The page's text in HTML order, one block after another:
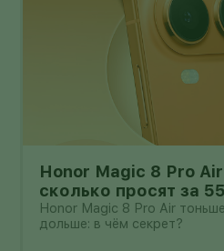
Honor Magic 8 Pro
сколько просят за
корпусе толщиной
Honor Magic 8 Pro Air
дольше: в чём секрет?